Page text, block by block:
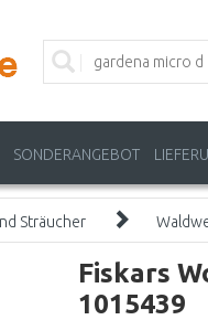
SONDERANGEBOT
Sträucher
Fiskars
1015439